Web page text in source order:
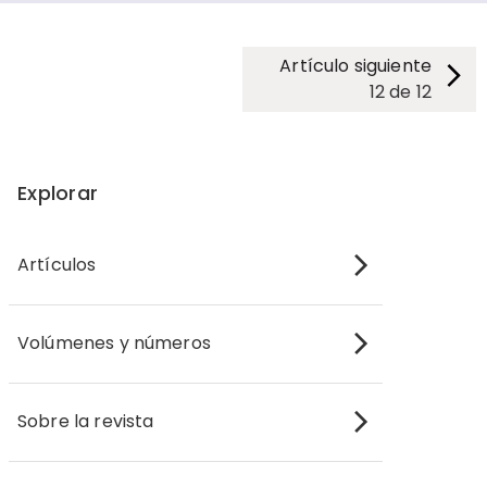
Artículo siguiente
12de 12
Explorar
Artículos
Volúmenes y números
Sobre la revista